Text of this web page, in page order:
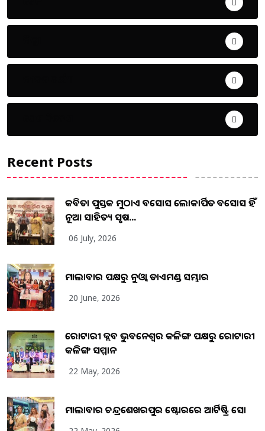
Recent Posts
କବିତା ପୁସ୍ତକ ମୁଠାଏ ଅବସୋସ ଲୋକାର୍ପିତ ଅବସୋସ ହିଁ
ନୂଆ ସାହିତ୍ୟ ସୃଷ...
06 July, 2026
ମାଲାବାର ପକ୍ଷରୁ ନୁଓ୍ବା ଡାଏମଣ୍ଡ ସମ୍ଭାର
20 June, 2026
ରୋଟାରୀ କ୍ଲବ ଭୁବନେଶ୍ୱର କଳିଙ୍ଗ ପକ୍ଷରୁ ରୋଟାରୀ
କଳିଙ୍ଗ ସମ୍ମାନ
22 May, 2026
ମାଲାବାର ଚନ୍ଦ୍ରଶେଖରପୁର ଷ୍ଟୋରରେ ଆର୍ଟିଷ୍ଟ୍ରି ସୋ